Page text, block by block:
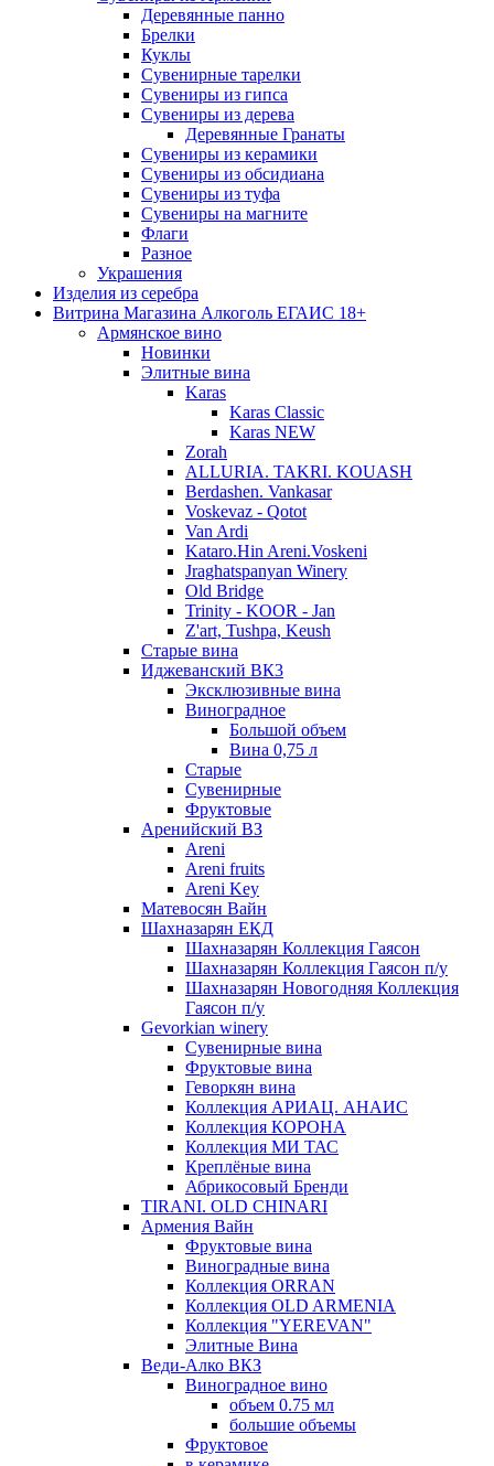
Деревянные панно
Брелки
Куклы
Сувенирные тарелки
Сувениры из гипса
Сувениры из дерева
Деревянные Гранаты
Сувениры из керамики
Сувениры из обсидиана
Сувениры из туфа
Сувениры на магните
Флаги
Разное
Украшения
Изделия из серебра
Витрина Магазина Алкоголь ЕГАИС 18+
Армянское вино
Новинки
Элитные вина
Karas
Karas Classic
Karas NEW
Zorah
ALLURIA. TAKRI. KOUASH
Berdashen. Vankasar
Voskevaz - Qotot
Van Ardi
Kataro.Hin Areni.Voskeni
Jraghatspanyan Winery
Old Bridge
Trinity - KOOR - Jan
Z'art, Tushpa, Keush
Старые вина
Иджеванский ВК3
Эксклюзивные вина
Виноградное
Большой объем
Вина 0,75 л
Старые
Сувенирные
Фруктовые
Аренийский ВЗ
Areni
Areni fruits
Areni Key
Матевосян Вайн
Шахназарян ЕКД
Шахназарян Коллекция Гаясон
Шахназарян Коллекция Гаясон п/у
Шахназарян Новогодняя Коллекция
Гаясон п/у
Gevorkian winery
Сувенирные вина
Фруктовые вина
Геворкян вина
Коллекция АРИАЦ. АНАИС
Коллекция КОРОНА
Коллекция МИ ТАС
Креплёные вина
Абрикосовый Бренди
TIRANI. OLD CHINARI
Армения Вайн
Фруктовые вина
Виноградные вина
Коллекция ORRAN
Коллекция OLD ARMENIA
Коллекция "YEREVAN"
Элитные Вина
Веди-Алко ВКЗ
Виноградное вино
объем 0.75 мл
большие объемы
Фруктовое